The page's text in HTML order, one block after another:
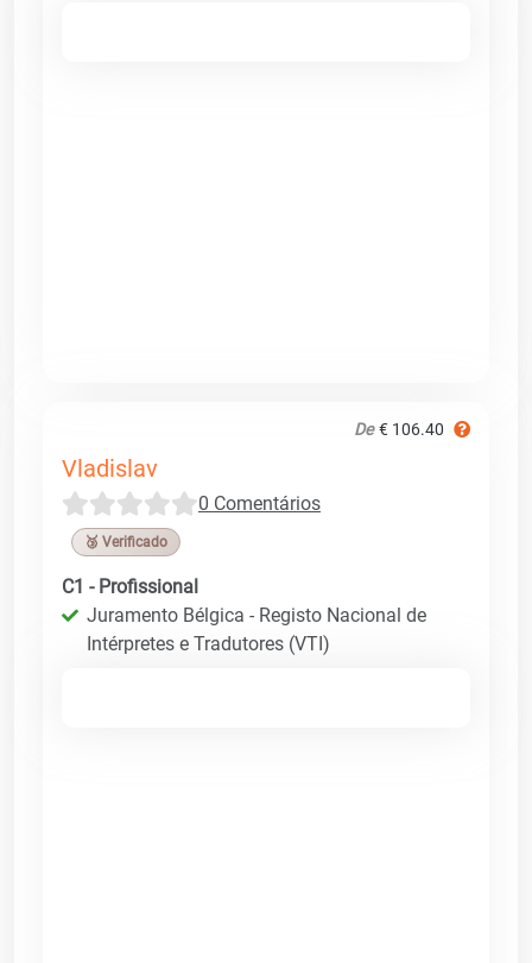
De € 106.40
Vladislav
0 Comentários
🥉 Verificado
C1 - Profissional
Juramento Bélgica - Registo Nacional de
Intérpretes e Tradutores (VTI)